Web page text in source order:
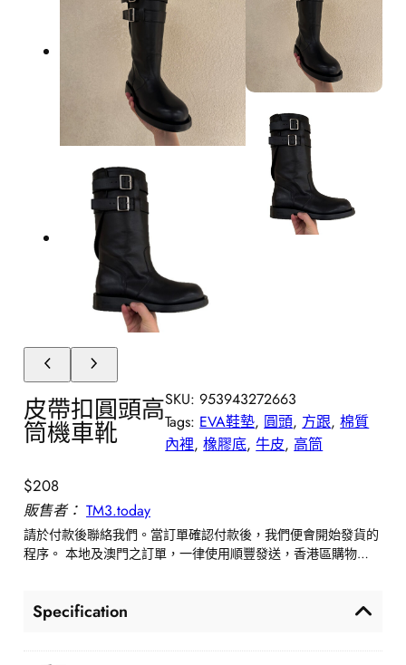
皮帶扣圓頭高
筒機車靴
SKU: 953943272663
Tags: EVA鞋墊, 圓頭, 方跟, 棉質
內裡, 橡膠底, 牛皮, 高筒
$208
販售者： TM3.today
請於付款後聯絡我們。當訂單確認付款後，我們便會開始發貨的
程序。 本地及澳門之訂單，一律使用順豐發送，香港區購物…
Specification